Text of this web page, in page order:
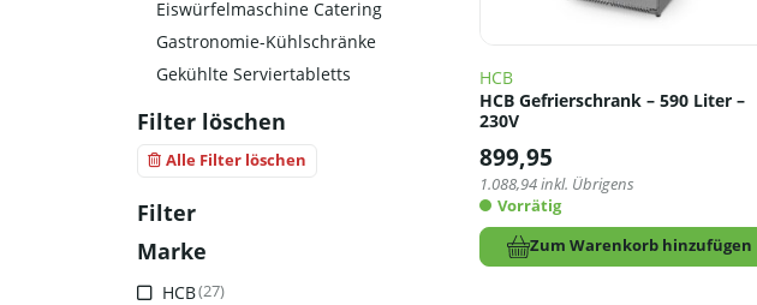
Eiswürfelmaschine Catering
Gastronomie-Kühlschränke
Gekühlte Serviertabletts
Filter löschen
Alle Filter löschen
Filter
Marke
HCB(27)
HCB
HCB Gefrierschrank – 590 Liter –
230V
899,95
1.088,94inkl. Übrigens
Vorrätig
Zum Warenkorb hinzufügen